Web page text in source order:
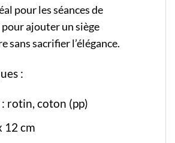
pour les séances de
ajouter un siège
sans sacrifier l’élégance.
:
rotin, coton (pp)
12 cm